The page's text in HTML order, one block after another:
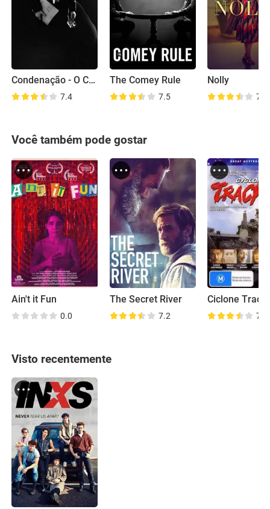
Condenação - O Caso de Stephen Lawrence
7.4
The Comey Rule
7.5
Nolly
7.3
Você também pode gostar
Ain't it Fun
0.0
The Secret River
7.2
Ciclone Tracy
7.4
Visto recentemente